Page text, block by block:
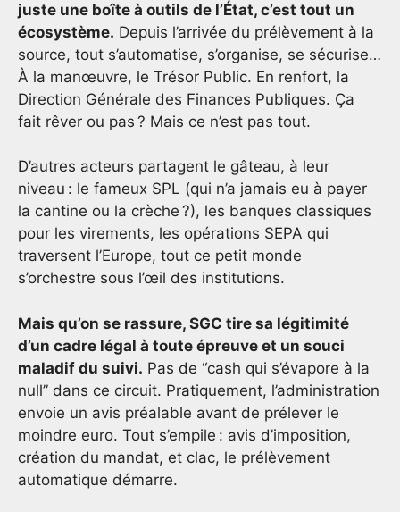
juste une boîte à outils de l’État, c’est tout un
écosystème. Depuis l’arrivée du prélèvement à la
source, tout s’automatise, s’organise, se sécurise…
À la manœuvre, le Trésor Public. En renfort, la
Direction Générale des Finances Publiques. Ça
fait rêver ou pas ? Mais ce n’est pas tout.
D’autres acteurs partagent le gâteau, à leur
niveau : le fameux SPL (qui n’a jamais eu à payer
la cantine ou la crèche ?), les banques classiques
pour les virements, les opérations SEPA qui
traversent l’Europe, tout ce petit monde
s’orchestre sous l’œil des institutions.
Mais qu’on se rassure, SGC tire sa légitimité
d’un cadre légal à toute épreuve et un souci
maladif du suivi. Pas de “cash qui s’évapore à la
null” dans ce circuit. Pratiquement, l’administration
envoie un avis préalable avant de prélever le
moindre euro. Tout s’empile : avis d’imposition,
création du mandat, et clac, le prélèvement
automatique démarre.